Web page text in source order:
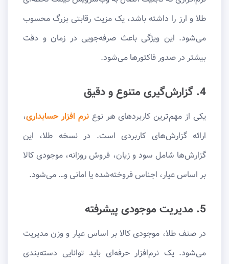
طلا و ارز را داشته باشد، یک مزیت رقابتی بزرگ محسوب
می‌شود. این ویژگی باعث صرفه‌جویی در زمان و دقت
بیشتر در صدور فاکتورها می‌شود.
4. گزارش‌گیری متنوع و دقیق
یکی از مهم‌ترین کاربردهای هر نوعنرم افزار حسابداری،
ارائه گزارش‌های کاربردی است. در نسخه طلا، این
گزارش‌ها شامل سود و زیان، فروش روزانه، موجودی کالا
بر اساس عیار، اجناس فروخته‌شده یا امانی و… می‌شود.
5. مدیریت موجودی پیشرفته
در صنف طلا، موجودی کالا بر اساس عیار و وزن مدیریت
می‌شود. یک نرم‌افزار حرفه‌ای باید توانایی دسته‌بندی